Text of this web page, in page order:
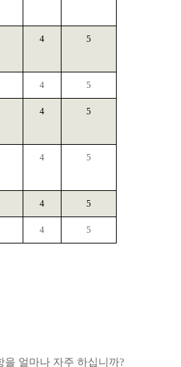
4 5
4 5
4 5
4 5
4 5
4 5
을 얼마나 자주 하십니까?